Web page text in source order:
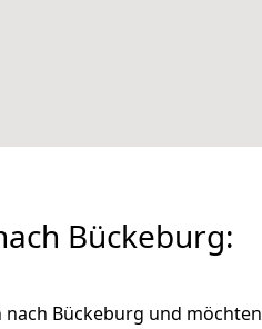
Bückeburg:
Bückeburg und möchten